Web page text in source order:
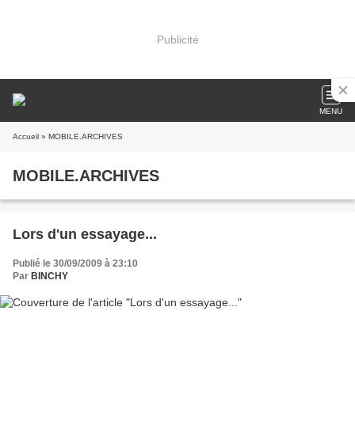
Publicité
MENU
Accueil » MOBILE.ARCHIVES
MOBILE.ARCHIVES
Lors d'un essayage...
Publié le 30/09/2009 à 23:10
Par BINCHY